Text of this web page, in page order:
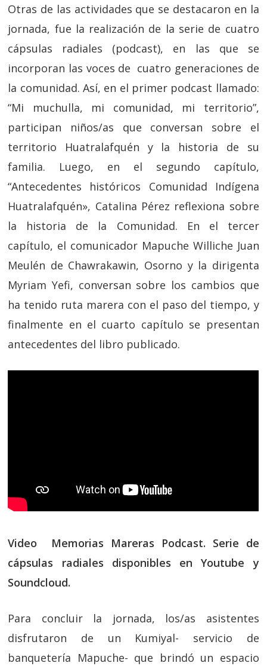
Otras de las actividades que se destacaron en la
jornada, fue la realización de la serie de cuatro
cápsulas radiales (podcast), en las que se
incorporan las voces de cuatro generaciones de
la comunidad. Así, en el primer podcast llamado:
“Mi muchulla, mi comunidad, mi territorio”,
participan niños/as que conversan sobre el
territorio Huatralafquén y la historia de su
familia. Luego, en el segundo capítulo,
“Antecedentes históricos Comunidad Indígena
Huatralafquén», Catalina Pérez reflexiona sobre
la historia de la Comunidad. En el tercer
capítulo, el comunicador Mapuche Williche Juan
Meulén de Chawrakawin, Osorno y la dirigenta
Myriam Yefi, conversan sobre los cambios que
ha tenido ruta marera con el paso del tiempo, y
finalmente en el cuarto capítulo se presentan
antecedentes del libro publicado.
Video Memorias Mareras Podcast. Serie de
cápsulas radiales disponibles en Youtube y
Soundcloud.
Para concluir la jornada, los/as asistentes
disfrutaron de un Kumiyal- servicio de
banquetería Mapuche- que brindó un espacio